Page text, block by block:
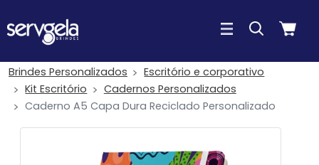
Brindes Personalizados
Escritório e corporativo
Kit Escritório
Cadernos Personalizados
Caderno A5 Capa Dura Reciclado Personalizado